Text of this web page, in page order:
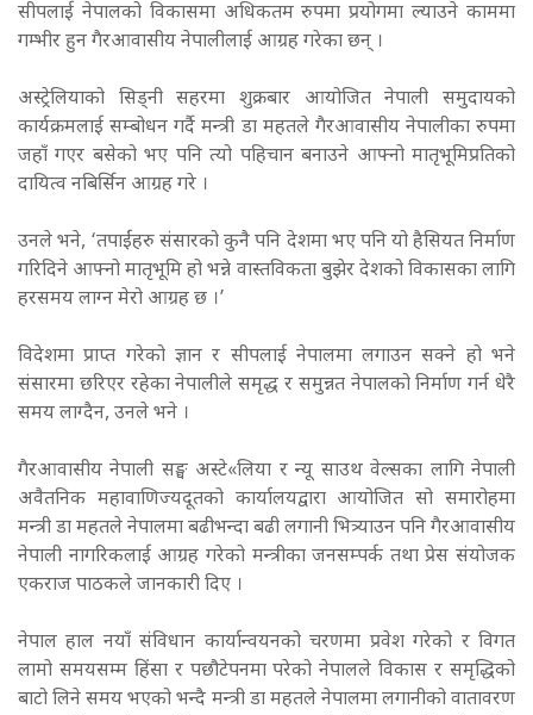
सीपलाई नेपालको विकासमा अधिकतम रुपमा प्रयोगमा ल्याउने काममा
गम्भीर हुन गैरआवासीय नेपालीलाई आग्रह गरेका छन् ।
अस्ट्रेलियाको सिड्नी सहरमा शुक्रबार आयोजित नेपाली समुदायको
कार्यक्रमलाई सम्बोधन गर्दै मन्त्री डा महतले गैरआवासीय नेपालीका रुपमा
जहाँ गएर बसेको भए पनि त्यो पहिचान बनाउने आफ्नो मातृभूमिप्रतिको
दायित्व नबिर्सिन आग्रह गरे ।
उनले भने, ‘तपाईंहरु संसारको कुनै पनि देशमा भए पनि यो हैसियत निर्माण
गरिदिने आफ्नो मातृभूमि हो भन्ने वास्तविकता बुझेर देशको विकासका लागि
हरसमय लाग्न मेरो आग्रह छ ।’
विदेशमा प्राप्त गरेको ज्ञान र सीपलाई नेपालमा लगाउन सक्ने हो भने
संसारमा छरिएर रहेका नेपालीले समृद्ध र समुन्नत नेपालको निर्माण गर्न धेरै
समय लाग्दैन, उनले भने ।
गैरआवासीय नेपाली सङ्घ अस्टे«लिया र न्यू साउथ वेल्सका लागि नेपाली
अवैतनिक महावाणिज्यदूतको कार्यालयद्वारा आयोजित सो समारोहमा
मन्त्री डा महतले नेपालमा बढीभन्दा बढी लगानी भित्र्याउन पनि गैरआवासीय
नेपाली नागरिकलाई आग्रह गरेको मन्त्रीका जनसम्पर्क तथा प्रेस संयोजक
एकराज पाठकले जानकारी दिए ।
नेपाल हाल नयाँ संविधान कार्यान्वयनको चरणमा प्रवेश गरेको र विगत
लामो समयसम्म हिंसा र पछौटेपनमा परेको नेपालले विकास र समृद्धिको
बाटो लिने समय भएको भन्दै मन्त्री डा महतले नेपालमा लगानीको वातावरण